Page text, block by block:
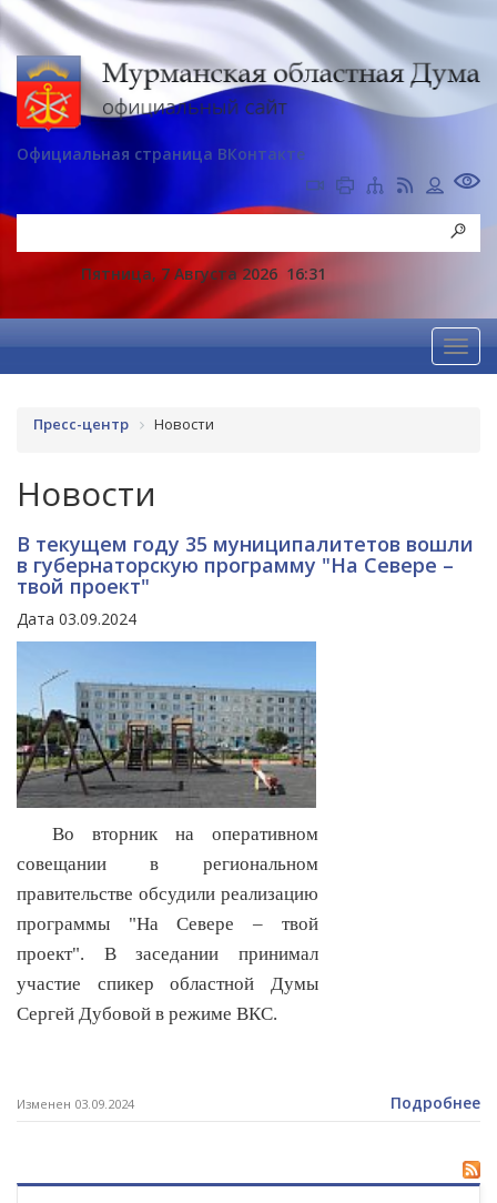
Официальная страница ВКонтакте
Пятница, 7 Августа 2026 16:31
Пресс-центр Новости
Новости
В текущем году 35 муниципалитетов вошли
в губернаторскую программу "На Севере –
твой проект"
Дата 03.09.2024
Во вторник на оперативном
совещании в региональном
правительстве обсудили реализацию
программы "На Севере – твой
проект". В заседании принимал
участие спикер областной Думы
Сергей Дубовой в режиме ВКС.
Изменен 03.09.2024 Подробнее